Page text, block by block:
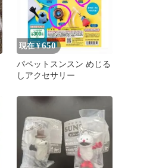
現在 ¥650
パペットスンスン めじる
しアクセサリー